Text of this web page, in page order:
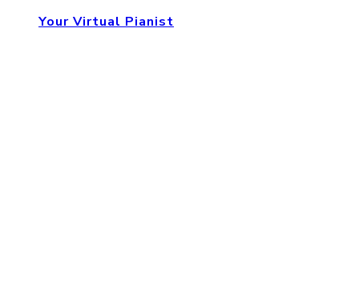
Your Virtual Pianist